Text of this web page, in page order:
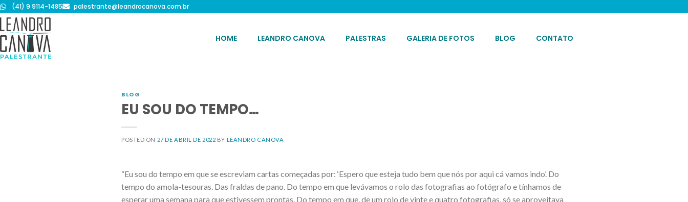
(41) 9 9114-1485 palestrante@leandrocanova.com.br
HOME LEANDRO CANOVA PALESTRAS GALERIA DE FOTOS BLOG CONTATO
BLOG
EU SOU DO TEMPO…
POSTED ON 27 DE ABRIL DE 2022 BY LEANDRO CANOVA
“Eu sou do tempo em que se escreviam cartas começadas por: ‘Espero que esteja tudo bem que nós por aqui cá vamos indo’. Do
tempo do amola-tesouras. Das fraldas de pano. Do tempo em que levávamos o rolo das fotografias ao fotógrafo e tínhamos de
esperar uma semana para que estivessem prontas. Do tempo em que, de um rolo de vinte e quatro fotografias, só se aproveitava